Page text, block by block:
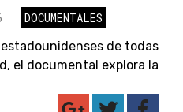
DOCUMENTALES
de todas
el documental explora la